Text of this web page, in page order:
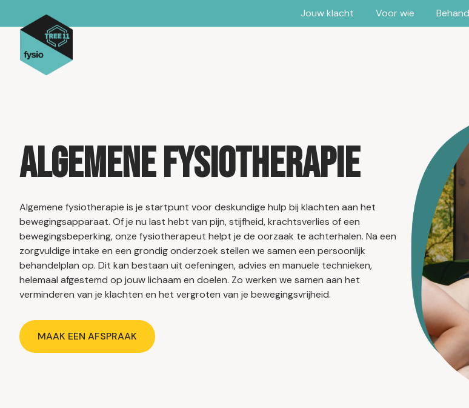
Jouw klacht Voor wie
Algemene fysiotherapie
Algemene fysiotherapie is je startpunt voor deskundige hulp bij klachten aan het
bewegingsapparaat. Of je nu last hebt van pijn, stijfheid, krachtsverlies of een
bewegingsbeperking, onze fysiotherapeut helpt je de oorzaak te achterhalen. Na een
zorgvuldige intake en een grondig onderzoek stellen we samen een persoonlijk
behandelplan op. Dit kan bestaan uit oefeningen, advies en manuele technieken,
helemaal afgestemd op jouw lichaam en doelen. Zo werken we samen aan het
verminderen van je klachten en het vergroten van je bewegingsvrijheid.
MAAK EEN AFSPRAAK